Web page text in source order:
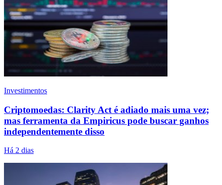
Investimentos
Criptomoedas: Clarity Act é adiado mais uma vez;
mas ferramenta da Empiricus pode buscar ganhos
independentemente disso
Há 2 dias